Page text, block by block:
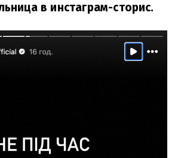
в инстаграм-сторис.